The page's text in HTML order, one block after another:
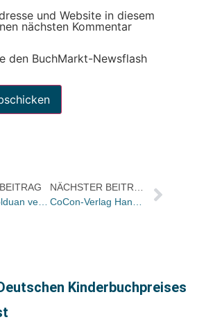
und Website in diesem
nächsten Kommentar
den BuchMarkt-Newsflash
Gudrun Bolduan verlässt den Börsenverein
Kinderbuchpreises